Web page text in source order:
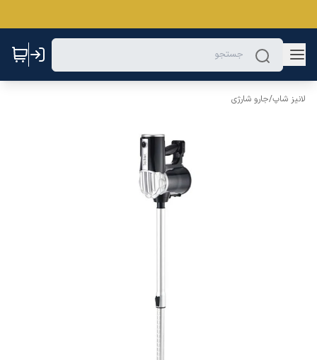
لانیز شاپ/جارو شارژی